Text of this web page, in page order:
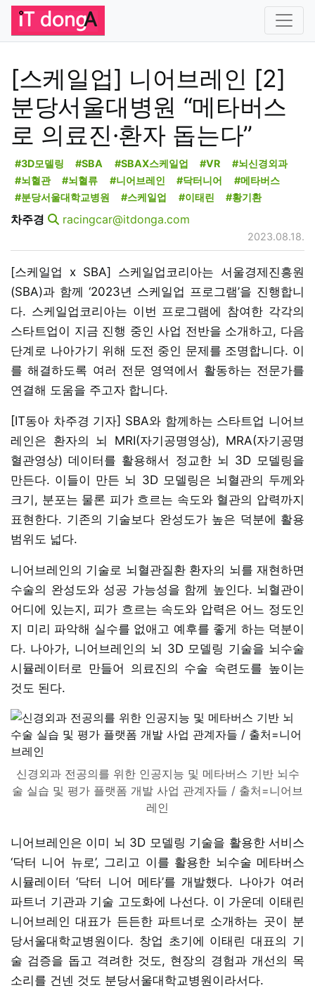
[스케일업] 니어브레인 [2]
분당서울대병원 “메타버스
로 의료진·환자 돕는다”
#3D모델링 #SBA #SBAX스케일업 #VR
#뇌신경외과
#뇌혈관
#뇌혈류 #니어브레인 #닥터니어
#메타버스
#분당서울대학교병원
#스케일업 #이태린 #황기환
차주경 racingcar@itdonga.com
2023.08.18.
[스케일업 x SBA] 스케일업코리아는 서울경제진흥원
(SBA)과 함께 ‘2023년 스케일업 프로그램’을 진행합니
다. 스케일업코리아는 이번 프로그램에 참여한 각각의
스타트업이 지금 진행 중인 사업 전반을 소개하고, 다음
단계로 나아가기 위해 도전 중인 문제를 조명합니다. 이
를 해결하도록 여러 전문 영역에서 활동하는 전문가를
연결해 도움을 주고자 합니다.
[IT동아 차주경 기자] SBA와 함께하는 스타트업 니어브
레인은 환자의 뇌 MRI(자기공명영상), MRA(자기공명
혈관영상) 데이터를 활용해서 정교한 뇌 3D 모델링을
만든다. 이들이 만든 뇌 3D 모델링은 뇌혈관의 두께와
크기, 분포는 물론 피가 흐르는 속도와 혈관의 압력까지
표현한다. 기존의 기술보다 완성도가 높은 덕분에 활용
범위도 넓다.
니어브레인의 기술로 뇌혈관질환 환자의 뇌를 재현하면
수술의 완성도와 성공 가능성을 함께 높인다. 뇌혈관이
어디에 있는지, 피가 흐르는 속도와 압력은 어느 정도인
지 미리 파악해 실수를 없애고 예후를 좋게 하는 덕분이
다. 나아가, 니어브레인의 뇌 3D 모델링 기술을 뇌수술
시뮬레이터로 만들어 의료진의 수술 숙련도를 높이는
것도 된다.
신경외과 전공의를 위한 인공지능 및 메타버스 기반 뇌수
술 실습 및 평가 플랫폼 개발 사업 관계자들 / 출처=니어브
레인
니어브레인은 이미 뇌 3D 모델링 기술을 활용한 서비스
‘닥터 니어 뉴로’, 그리고 이를 활용한 뇌수술 메타버스
시뮬레이터 ‘닥터 니어 메타’를 개발했다. 나아가 여러
파트너 기관과 기술 고도화에 나선다. 이 가운데 이태린
니어브레인 대표가 든든한 파트너로 소개하는 곳이 분
당서울대학교병원이다. 창업 초기에 이태린 대표의 기
술 검증을 돕고 격려한 것도, 현장의 경험과 개선의 목
소리를 건넨 것도 분당서울대학교병원이라서다.